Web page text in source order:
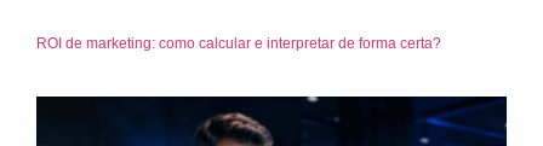
ROI de marketing: como calcular e interpretar de forma certa?